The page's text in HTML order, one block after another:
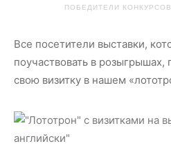
ПОБЕДИТЕЛИ
Все посетители выставки,
поучаствовать в розыгрышах,
свою визитку в нашем